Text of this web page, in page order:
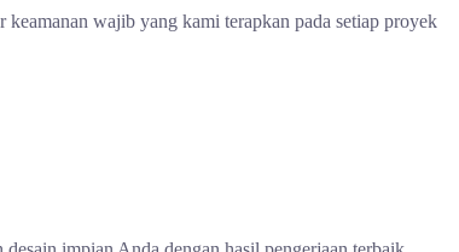
wajib yang kami terapkan pada setiap proyek